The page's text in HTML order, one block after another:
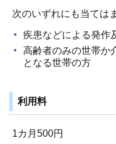
次のいずれにも当ては
疾患などによる発作
高齢者のみの世帯か
となる世帯の方
利用料
1カ月500円